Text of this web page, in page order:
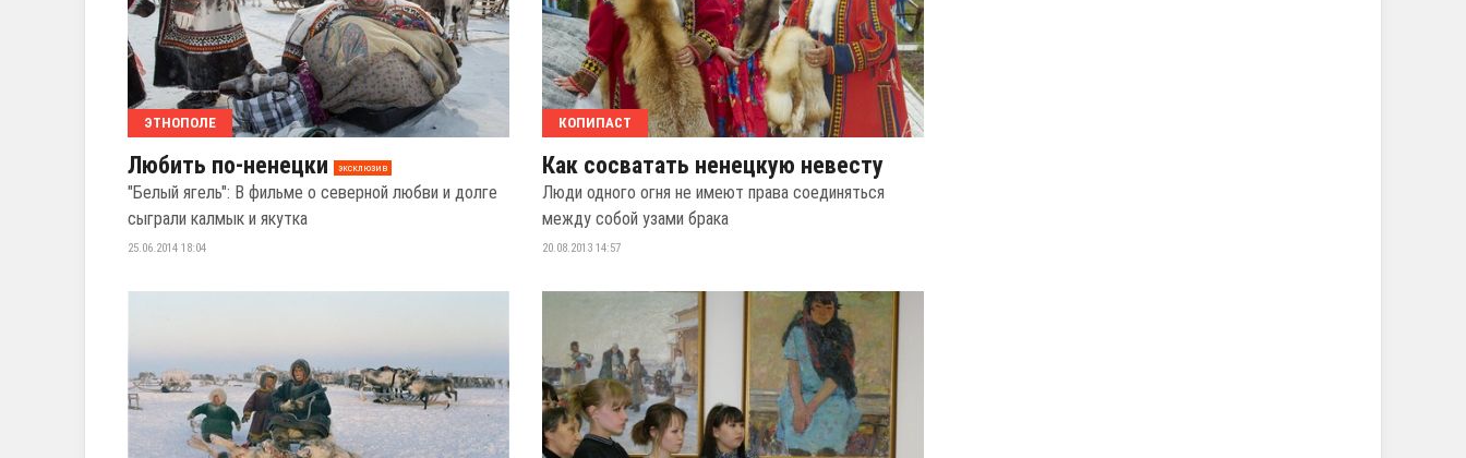
ЭТНОПОЛЕ
Любить по-ненецки эксклюзив
"Белый ягель": В фильме о северной любви и долге
сыграли калмык и якутка
25.06.2014 18:04
КОПИПАСТ
Как сосватать ненецкую невесту
Люди одного огня не имеют права соединяться
между собой узами брака
20.08.2013 14:57